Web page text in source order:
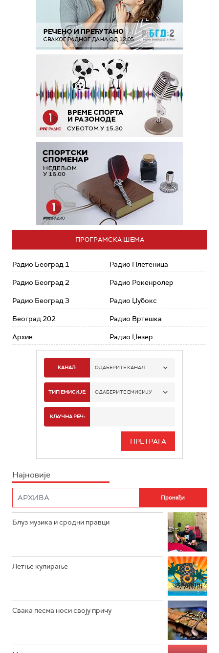
ПРОГРАМСКА ШЕМА
Радио Београд 1
Радио Београд 2
Радио Београд 3
Београд 202
Архив
Радио Плетеница
Радио Рокенролер
Радио Џубокс
Радио Вртешка
Радио Џезер
КАНАЛ: ОДАБЕРИТЕ КАНАЛ
РАДИО БЕОГРАД 1
РАДИО БЕОГРАД 3
РАДИО РОКЕНРОЛЕР
РАДИО ЏЕЗЕР
ТИП ЕМИСИЈЕ: ОДАБЕРИТЕ ЕМИСИЈУ
ИНФО
КЉУЧНА РЕЧ:
Најновије
Блуз музика и сродни правци
Летње кулирање
Свака песма носи своју причу